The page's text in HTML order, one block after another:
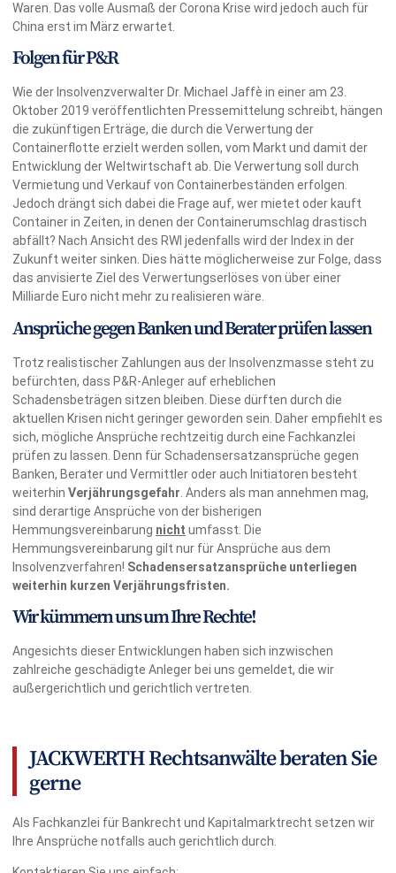
Waren. Das volle Ausmaß der Corona Krise wird jedoch auch für
China erst im März erwartet.
Folgen für P&R
Wie der Insolvenzverwalter Dr. Michael Jaffè in einer am 23.
Oktober 2019 veröffentlichten Pressemittelung schreibt, hängen
die zukünftigen Erträge, die durch die Verwertung der
Containerflotte erzielt werden sollen, vom Markt und damit der
Entwicklung der Weltwirtschaft ab. Die Verwertung soll durch
Vermietung und Verkauf von Containerbeständen erfolgen.
Jedoch drängt sich dabei die Frage auf, wer mietet oder kauft
Container in Zeiten, in denen der Containerumschlag drastisch
abfällt? Nach Ansicht des RWI jedenfalls wird der Index in der
Zukunft weiter sinken. Dies hätte möglicherweise zur Folge, dass
das anvisierte Ziel des Verwertungserlöses von über einer
Milliarde Euro nicht mehr zu realisieren wäre.
Ansprüche gegen Banken und Berater prüfen lassen
Trotz realistischer Zahlungen aus der Insolvenzmasse steht zu
befürchten, dass P&R-Anleger auf erheblichen
Schadensbeträgen sitzen bleiben. Diese dürften durch die
aktuellen Krisen nicht geringer geworden sein. Daher empfiehlt es
sich, mögliche Ansprüche rechtzeitig durch eine Fachkanzlei
prüfen zu lassen. Denn für Schadensersatzansprüche gegen
Banken, Berater und Vermittler oder auch Initiatoren besteht
weiterhin Verjährungsgefahr . Anders als man annehmen mag,
sind derartige Ansprüche von der bisherigen
Hemmungsvereinbarung nicht umfasst. Die
Hemmungsvereinbarung gilt nur für Ansprüche aus dem
Insolvenzverfahren! Schadensersatzansprüche unterliegen
weiterhin kurzen Verjährungsfristen.
Wir kümmern uns um Ihre Rechte!
Angesichts dieser Entwicklungen haben sich inzwischen
zahlreiche geschädigte Anleger bei uns gemeldet, die wir
außergerichtlich und gerichtlich vertreten.
JACKWERTH Rechtsanwälte beraten Sie
gerne
Als Fachkanzlei für Bankrecht und Kapitalmarktrecht setzen wir
Ihre Ansprüche notfalls auch gerichtlich durch.